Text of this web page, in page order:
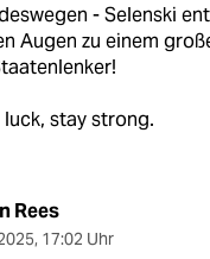
- Selenski
Augen zu einem
stay strong.
Rees
, 17:02 Uhr